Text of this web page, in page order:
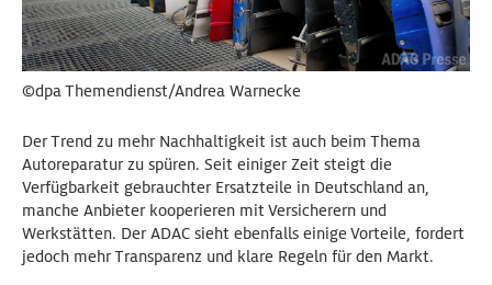
©dpa Themendienst/Andrea Warnecke
Der Trend zu mehr Nachhaltigkeit ist auch beim Thema
Autoreparatur zu spüren. Seit einiger Zeit steigt die
Verfügbarkeit gebrauchter Ersatzteile in Deutschland an,
manche Anbieter kooperieren mit Versicherern und
Werkstätten. Der ADAC sieht ebenfalls einige Vorteile, fordert
jedoch mehr Transparenz und klare Regeln für den Markt.